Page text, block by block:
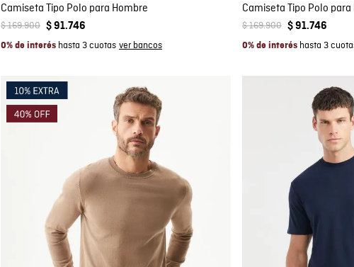
Camiseta Tipo Polo para Hombre
$169.900 $91.746
0% de interés hasta 3 cuotas
Camiseta Tipo Polo
$169.900 $ 91.746
0% de interéshasta 3